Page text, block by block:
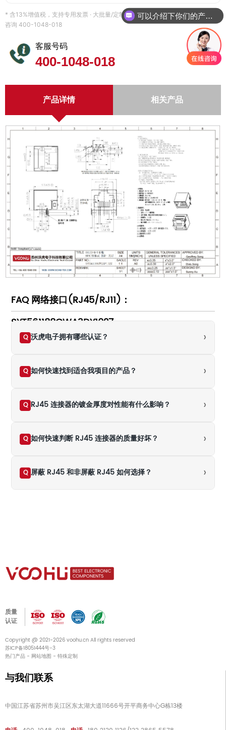
* 含13%增值税，支持专用发票 · 大批量/定制请「询价留资」获取专属报价 · 货期
咨询 400-1048-018
客服号码
400-1048-018
产品详情 相关产品
FAQ 网络接口(RJ45/RJ11)：
SYT561188GWA3DY1027
Q 沃虎电子拥有哪些认证？ ›
Q 如何快速找到适合我项目的产品？ ›
Q RJ45 连接器的镀金厚度对性能有什么影响？ ›
Q 如何快速判断 RJ45 连接器的质量好坏？ ›
Q 屏蔽 RJ45 和非屏蔽 RJ45 如何选择？ ›
质量
认证
Copyright @ 2021-2026 voohu.cn All rights reserved
苏ICP备18051444号-3
热门产品 - 网站地图 - 特殊定制
与我们联系
中国江苏省苏州市吴江区东太湖大道11666号开平商务中心G栋13楼
可以介绍下你们的产品么